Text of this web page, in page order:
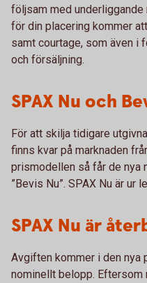
följsam med underliggande
för din placering kommer
samt courtage, som även i
och försäljning.
SPAX Nu och
För att skilja tidigare
finns kvar på marknaden
prismodellen så får de nya
”Bevis Nu”. SPAX Nu är ur
SPAX Nu är
Avgiften kommer i den nya
nominellt belopp.